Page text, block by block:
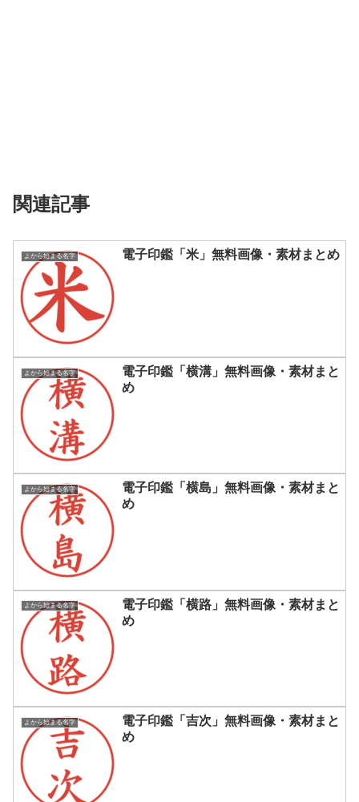
関連記事
よから始まる名字 電子印鑑「米」無料画像・素材まとめ
よから始まる名字
電子印鑑「横溝」無料画像・素材まと
め
よから始まる名字
電子印鑑「横島」無料画像・素材まと
め
よから始まる名字
電子印鑑「横路」無料画像・素材まと
め
よから始まる名字
電子印鑑「吉次」無料画像・素材まと
め